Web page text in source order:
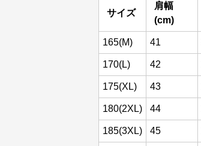
サイズ
肩幅
(cm)
165(M) 41
170(L) 42
175(XL) 43
180(2XL) 44
185(3XL) 45